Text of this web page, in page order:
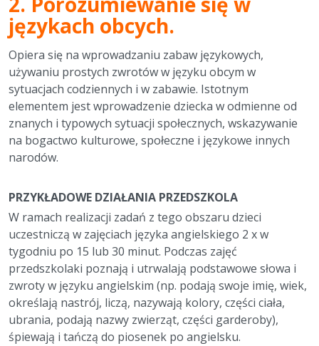
językach obcych.
Opiera się na wprowadzaniu zabaw językowych,
używaniu prostych zwrotów w języku obcym w
sytuacjach codziennych i w zabawie. Istotnym
elementem jest wprowadzenie dziecka w odmienne od
znanych i typowych sytuacji społecznych, wskazywanie
na bogactwo kulturowe, społeczne i językowe innych
narodów.
PRZYKŁADOWE DZIAŁANIA PRZEDSZKOLA
W ramach realizacji zadań z tego obszaru dzieci
uczestniczą w zajęciach języka angielskiego 2 x w
tygodniu po 15 lub 30 minut. Podczas zajęć
przedszkolaki poznają i utrwalają podstawowe słowa i
zwroty w języku angielskim (np. podają swoje imię, wiek,
określają nastrój, liczą, nazywają kolory, części ciała,
ubrania, podają nazwy zwierząt, części garderoby),
śpiewają i tańczą do piosenek po angielsku.